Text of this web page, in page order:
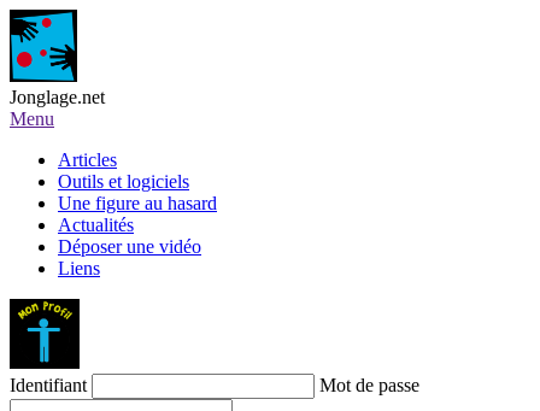
Jonglage.net
Menu
Articles
Outils et logiciels
Une figure au hasard
Actualités
Déposer une vidéo
Liens
Identifiant Mot de passe